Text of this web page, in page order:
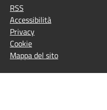
RSS
Accessibilità
Privacy
Cookie
Mappa del sito